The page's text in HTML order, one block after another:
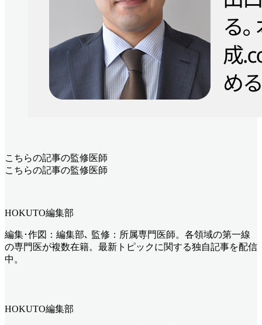
こちらの記事の監修医師
こちらの記事の監修医師
HOKUTO編集部
編集･作図：編集部､ 監修：所属専門医師。各領域の第一線
の専門医が複数在籍。最新トピックに関する独自記事を配信
中。
HOKUTO編集部